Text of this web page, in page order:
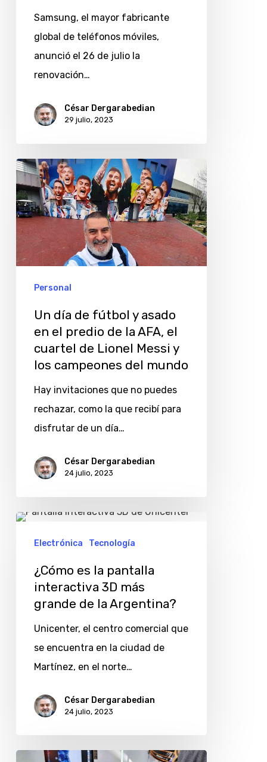
precios
características
Samsung, el mayor fabricante
global de teléfonos móviles,
anunció el 26 de julio la
renovación…
César Dergarabedian
29 julio, 2023
Un
día
de
fútbol
asado
predio
cuartel
Lionel
Messi
los
mundo
Personal
Un día de fútbol y asado
en el predio de la AFA, el
cuartel de Lionel Messi y
los campeones del mundo
Hay invitaciones que no puedes
rechazar, como la que recibí para
disfrutar de un día…
César Dergarabedian
24 julio, 2023
¿Cómo
pantalla
grande
Argentina?
Electrónica Tecnología
¿Cómo es la pantalla
interactiva 3D más
grande de la Argentina?
Unicenter, el centro comercial que
se encuentra en la ciudad de
Martínez, en el norte…
César Dergarabedian
24 julio, 2023
Galaxy